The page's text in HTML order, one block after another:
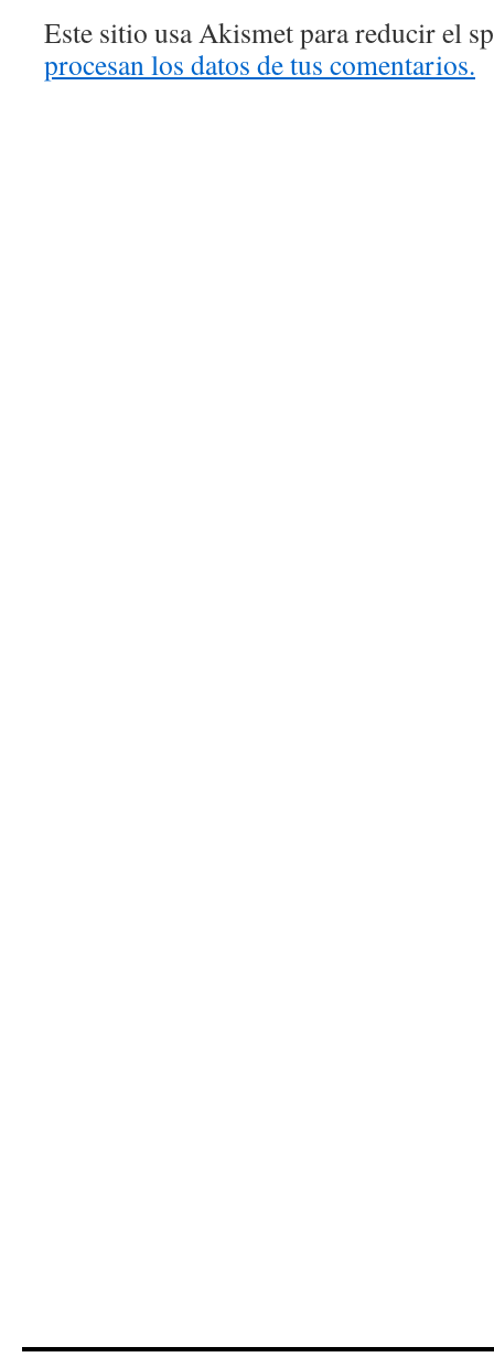
Este sitio usa Akismet para reducir el
procesan los datos de tus comentarios.